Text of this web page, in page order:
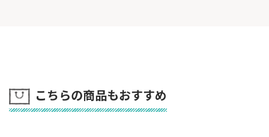
こちらの商品もおすすめ